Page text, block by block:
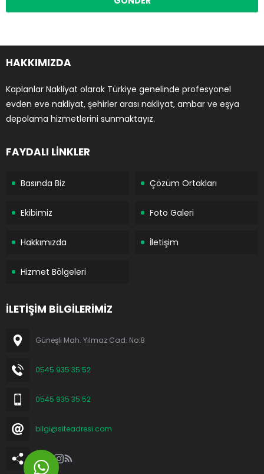
HAKKIMIZDA
Kaplanlar Nakliyat olarak Türkiye genelinde profesyonel
evden eve nakliyat, şehirler arası nakliyat, ambar ve eşya
depolama hizmetlerini sunmaktayız.
FAYDALI LİNKLER
Basında Biz Çözüm Ortakları
Ekibimiz Foto Galeri
Hakkımızda İletişim
Hizmet Bölgeleri
İLETİŞİM BİLGİLERİMİZ
Güneşli Mah. Yılmaz Cad. No:8
0545 935 35 52
0545 935 35 52
bilgi@siteadresi.com